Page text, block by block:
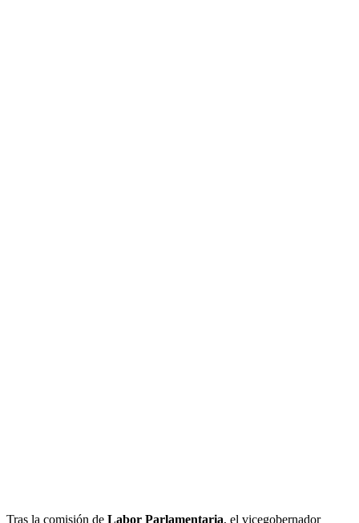
Tras la comisión de Labor Parlamentaria, el vicegobernador